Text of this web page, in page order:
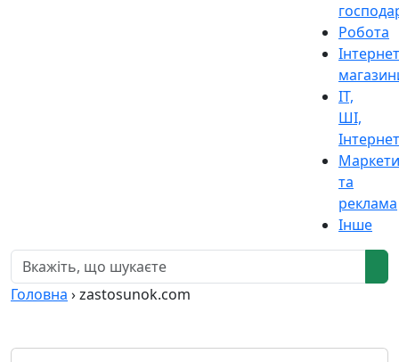
Робота
Інтернет
ІТ,
ШІ,
Інтернет
та
реклама
Інше
Головна ›zastosunok.com